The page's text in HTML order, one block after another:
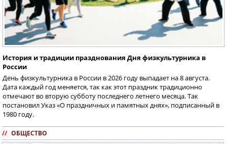
История и традиции празднования Дня физкультурника в
России
День физкультурника в России в 2026 году выпадает на 8 августа.
Дата каждый год меняется, так как этот праздник традиционно
отмечают во вторую субботу последнего летнего месяца. Так
постановил Указ «О праздничных и памятных днях», подписанный в
1980 году.
// ОБЩЕСТВО